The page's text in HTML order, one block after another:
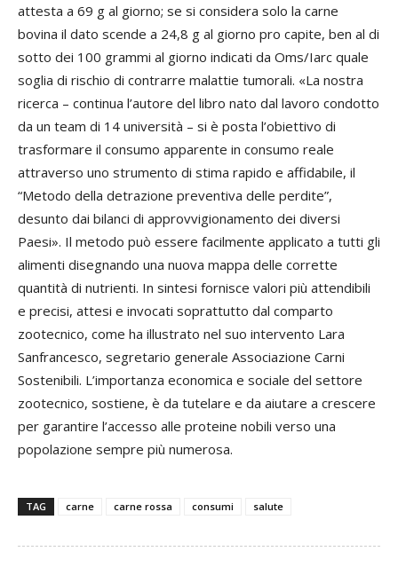
attesta a 69 g al giorno; se si considera solo la carne
bovina il dato scende a 24,8 g al giorno pro capite, ben al di
sotto dei 100 grammi al giorno indicati da Oms/Iarc quale
soglia di rischio di contrarre malattie tumorali. «La nostra
ricerca – continua l’autore del libro nato dal lavoro condotto
da un team di 14 università – si è posta l’obiettivo di
trasformare il consumo apparente in consumo reale
attraverso uno strumento di stima rapido e affidabile, il
“Metodo della detrazione preventiva delle perdite”,
desunto dai bilanci di approvvigionamento dei diversi
Paesi». Il metodo può essere facilmente applicato a tutti gli
alimenti disegnando una nuova mappa delle corrette
quantità di nutrienti. In sintesi fornisce valori più attendibili
e precisi, attesi e invocati soprattutto dal comparto
zootecnico, come ha illustrato nel suo intervento Lara
Sanfrancesco, segretario generale Associazione Carni
Sostenibili. L’importanza economica e sociale del settore
zootecnico, sostiene, è da tutelare e da aiutare a crescere
per garantire l’accesso alle proteine nobili verso una
popolazione sempre più numerosa.
TAG carne carne rossa consumi salute